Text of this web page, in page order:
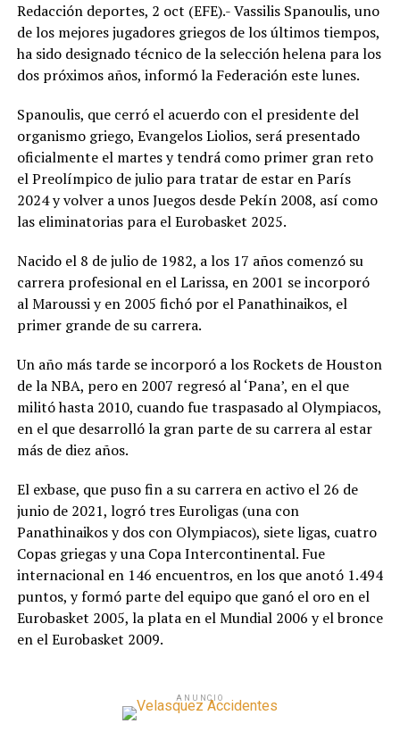
Redacción deportes, 2 oct (EFE).- Vassilis Spanoulis, uno
de los mejores jugadores griegos de los últimos tiempos,
ha sido designado técnico de la selección helena para los
dos próximos años, informó la Federación este lunes.
Spanoulis, que cerró el acuerdo con el presidente del
organismo griego, Evangelos Liolios, será presentado
oficialmente el martes y tendrá como primer gran reto
el Preolímpico de julio para tratar de estar en París
2024 y volver a unos Juegos desde Pekín 2008, así como
las eliminatorias para el Eurobasket 2025.
Nacido el 8 de julio de 1982, a los 17 años comenzó su
carrera profesional en el Larissa, en 2001 se incorporó
al Maroussi y en 2005 fichó por el Panathinaikos, el
primer grande de su carrera.
Un año más tarde se incorporó a los Rockets de Houston
de la NBA, pero en 2007 regresó al ‘Pana’, en el que
militó hasta 2010, cuando fue traspasado al Olympiacos,
en el que desarrolló la gran parte de su carrera al estar
más de diez años.
El exbase, que puso fin a su carrera en activo el 26 de
junio de 2021, logró tres Euroligas (una con
Panathinaikos y dos con Olympiacos), siete ligas, cuatro
Copas griegas y una Copa Intercontinental. Fue
internacional en 146 encuentros, en los que anotó 1.494
puntos, y formó parte del equipo que ganó el oro en el
Eurobasket 2005, la plata en el Mundial 2006 y el bronce
en el Eurobasket 2009.
ANUNCIO